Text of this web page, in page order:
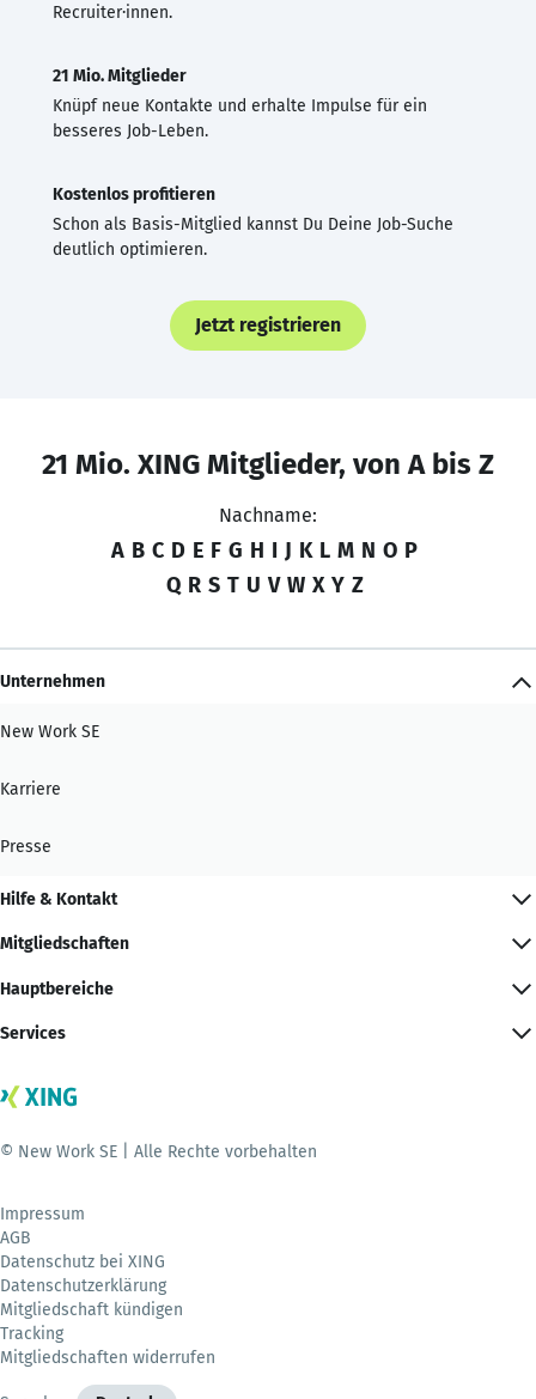
Recruiter·innen.
21 Mio. Mitglieder
Knüpf neue Kontakte und erhalte Impulse für ein
besseres Job-Leben.
Kostenlos profitieren
Schon als Basis-Mitglied kannst Du Deine Job-Suche
deutlich optimieren.
Jetzt registrieren
21 Mio. XING Mitglieder, von A bis Z
Nachname:
A B C D E F G H I J K L M N O P
Q R S T U V W X Y Z
Unternehmen
New Work SE
Karriere
Presse
Hilfe & Kontakt
Mitgliedschaften
Hauptbereiche
Services
© New Work SE | Alle Rechte vorbehalten
Impressum
AGB
Datenschutz bei XING
Datenschutzerklärung
Mitgliedschaft kündigen
Tracking
Mitgliedschaften widerrufen